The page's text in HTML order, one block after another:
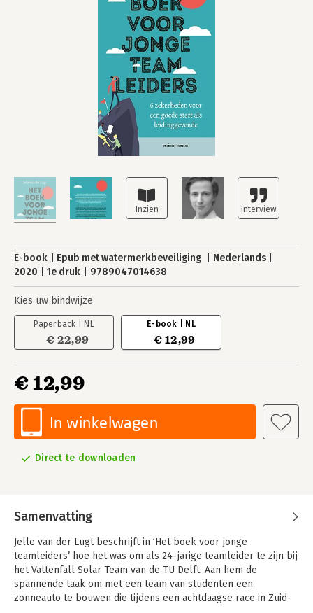
E-book Epub met watermerkbeveiliging
Nederlands
2020
1e druk 9789047014638
Kies uw bindwijze
Paperback | NL
€ 22,99
E-book | NL
€ 12,99
€ 12,99
In winkelwagen
Direct te downloaden
Samenvatting
Jelle van der Lugt beschrijft in ‘Het boek voor jonge
teamleiders’ hoe het was om als 24-jarige teamleider te zijn bij
het Vattenfall Solar Team van de TU Delft. Aan hem de
spannende taak om met een team van studenten een
zonneauto te bouwen die tijdens een achtdaagse race in Zuid-